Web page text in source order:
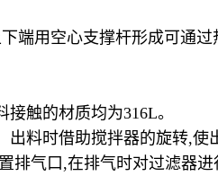
端用空心支撑杆形成可通
接触的材质均为316L。
出料时借助搅拌器的旋转,使
排气口 ,在排气时对过滤器进